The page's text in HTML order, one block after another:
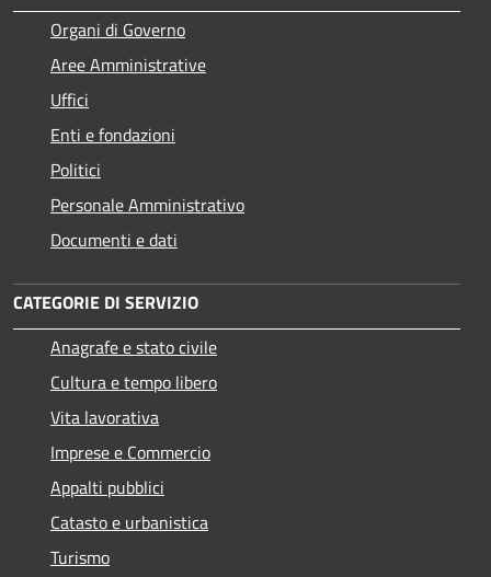
Organi di Governo
Aree Amministrative
Uffici
Enti e fondazioni
Politici
Personale Amministrativo
Documenti e dati
CATEGORIE DI SERVIZIO
Anagrafe e stato civile
Cultura e tempo libero
Vita lavorativa
Imprese e Commercio
Appalti pubblici
Catasto e urbanistica
Turismo